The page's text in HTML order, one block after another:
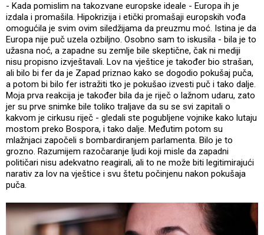
- Kada pomislim na takozvane europske ideale - Europa ih je
izdala i promašila. Hipokrizija i etički promašaji europskih vođa
omogućila je svim ovim siledžijama da preuzmu moć. Istina je da
Europa nije puč uzela ozbiljno. Osobno sam to iskusila - bila je to
užasna noć, a zapadne su zemlje bile skeptične, čak ni mediji
nisu propisno izvještavali. Lov na vještice je također bio strašan,
ali bilo bi fer da je Zapad priznao kako se dogodio pokušaj puča,
a potom bi bilo fer istražiti tko je pokušao izvesti puč i tako dalje.
Moja prva reakcija je također bila da je riječ o lažnom udaru, zato
jer su prve snimke bile toliko traljave da su se svi zapitali o
kakvom je cirkusu riječ - gledali ste pogubljene vojnike kako lutaju
mostom preko Bospora, i tako dalje. Međutim potom su
mlažnjaci započeli s bombardiranjem parlamenta. Bilo je to
grozno. Razumijem razočaranje ljudi koji misle da zapadni
političari nisu adekvatno reagirali, ali to ne može biti legitimirajući
narativ za lov na vještice i svu štetu počinjenu nakon pokušaja
puča.